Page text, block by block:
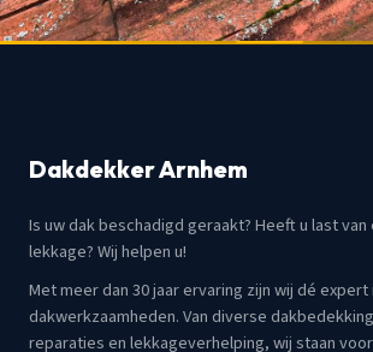
Dakdekker Arnhem
Is uw dak beschadigd geraakt? Heeft u last van
lekkage? Wij helpen u!
Met meer dan 30 jaar ervaring zijn wij dé expert
dakwerkzaamheden. Van diverse
reparaties en lekkageverhelping, wij staan voor